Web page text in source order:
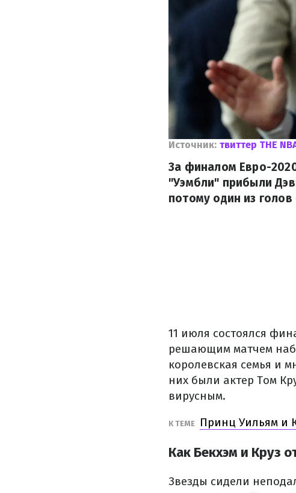
Источник: твиттер THE
За финалом Евро-
"Уэмбли" прибыли
потому один из
11 июля состоялся
решающим матчем
королевская семья и
них были актер Том
вирусным.
К ТЕМЕ Принц Уильям и
Как Бекхэм и Круз
Звезды сидели